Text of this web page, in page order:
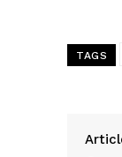
TAGS